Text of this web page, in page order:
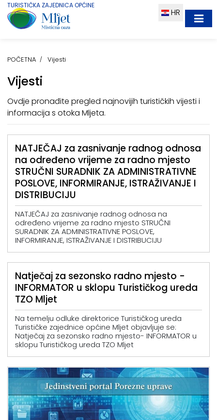
TURISTIČKA ZAJEDNICA OPĆINE
HR
POČETNA Vijesti
Vijesti
Ovdje pronađite pregled najnovijih turističkih vijesti i
informacija s otoka Mljeta.
NATJEČAJ za zasnivanje radnog odnosa
na određeno vrijeme za radno mjesto
STRUČNI SURADNIK ZA ADMINISTRATIVNE
POSLOVE, INFORMIRANJE, ISTRAŽIVANJE I
DISTRIBUCIJU
NATJEČAJ za zasnivanje radnog odnosa na
određeno vrijeme za radno mjesto STRUČNI
SURADNIK ZA ADMINISTRATIVNE POSLOVE,
INFORMIRANJE, ISTRAŽIVANJE I DISTRIBUCIJU
Natječaj za sezonsko radno mjesto -
INFORMATOR u sklopu Turističkog ureda
TZO Mljet
Na temelju odluke direktorice Turističkog ureda
Turističke zajednice općine Mljet objavljuje se:
Natječaj za sezonsko radno mjesto- INFORMATOR u
sklopu Turističkog ureda TZO Mljet